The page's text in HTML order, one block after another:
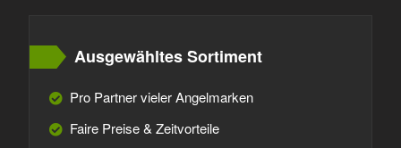
Ausgewähltes Sortiment
Pro Partner vieler Angelmarken
Faire Preise & Zeitvorteile